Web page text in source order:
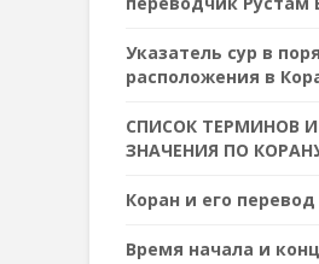
Указатель сур в
расположения в
СПИСОК ТЕРМИНОВ
ЗНАЧЕНИЯ ПО
Коран и его перевод
Время начала и